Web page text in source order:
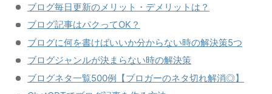
ブログ毎日更新のメリット・デメリットは？
ブログ記事はパクってOK？
ブログに何を書けばいいか分からない時の解決策5つ
ブログジャンルが決まらない時の解決策
ブログネタ一覧500例【ブロガーのネタ切れ解消◎】